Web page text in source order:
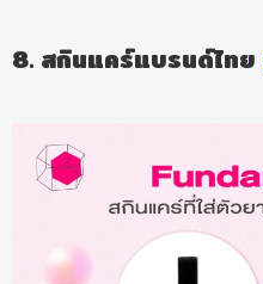
8. สกินแคร์แบรนด์ไทย